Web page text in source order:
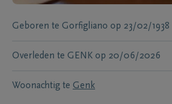
Geboren te Gorfigliano op 23/02/1938
Overleden te GENK op 20/06/2026
Woonachtig te Genk